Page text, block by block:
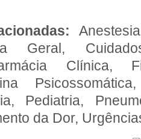
Geral,
Clínica,
Pediatria,
da Dor,